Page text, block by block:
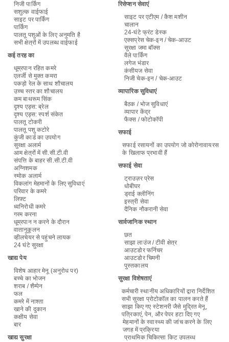
निजी पार्किंग
सशुल्क वाईफाई
साइट पर पार्किंग
पार्किंग
पालतू पशुओं के लिए अनुमति है
सभी क्षेत्रों में उपलब्ध वाईफाई
कई तरह का
धूम्रपान रहित कमरे
एलर्जी से मुक्त कमरा
पकड़ो रेल के साथ शौचालय
उच्च स्तर का शौचालय
कम बाथरूम सिंक
दृश्य एड्स: ब्रेल
दृश्य एड्स: स्पर्श संकेत
पालतू टोकरी
पालतू पशु कटोरे
कुंजी कार्ड का उपयोग
सुरक्षा अलार्म
आम क्षेत्रों में सी.सी.टी.वी
संपत्ति के बाहर सी.सी.टी.वी
अग्निशमक
स्मोक अलार्म
विकलांग मेहमानों के लिए सुविधाएं
परिवार के कमरे
लिफ़्ट
ध्वनिरोधी कमरे
गरम करना
धूम्रपान न करने के दौरान
वातानुकूलन
व्हीलचेयर से पहुंचने लायक
24 घंटे सुरक्षा
खाद्य पेय
विशेष आहार मेनू (अनुरोध पर)
बच्चे का भोजन
शराब / शैम्पेन
फल
कमरे में नाश्ता
खाने की दुकान
कक्षीय सेवा
बार
खाद्य सुरक्षा
रिसेप्शन सेवाएं
साइट पर एटीएम / कैश मशीन
चालान
24-घंटे फ्रंट डेस्क
एक्सप्रेस चेक-इन / चेक-आउट
सुरक्षा जमा बॉक्स
वैले पार्किंग
लगेज भंडार
कंसीयज सेवा
निजी चेक-इन / चेक-आउट
व्यापारिक सुविधाएं
बैठक / भोज सुविधाएं
व्यापार केंद्र
फैक्स / फोटोकॉपी
सफाई
सफाई रसायनों का उपयोग जो कोरोनावायरस
के खिलाफ प्रभावी हैं
सफाई सेवा
ट्राउज़र प्रेस
धोबीघर
ड्राई क्लीनिंग
इस्त्री सेवा
दैनिक नौकरानी सेवा
सार्वजानिक स्थान
छत
साझा लाउंज / टीवी क्षेत्र
आउटडोर फर्निचर
आउटडोर चिमनी
पुस्तकालय
सुरक्षा विशेषताएं
कर्मचारी स्थानीय अधिकारियों द्वारा निर्देशित
सभी सुरक्षा प्रोटोकॉल का पालन करते हैं
साझा किए गए स्टेशनरी जैसे मुद्रित मेनू,
पत्रिकाएं, पेन, और पेपर हटा दिए गए
मेहमानों के स्वास्थ्य की जांच करने के लिए
जगह में प्रक्रिया
प्राथमिक चिकित्सा किट उपलब्ध